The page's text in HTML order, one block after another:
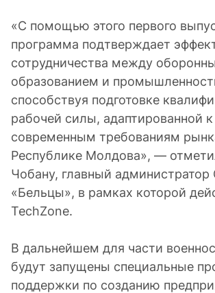
«С помощью этого первого
программа подтверждает
сотрудничества между
образованием и
способствуя подготовке
рабочей силы, адаптированной к
современным требованиям
Республике Молдова», —
Чобану, главный администратор
«Бельцы», в рамках которой
TechZone.
В дальнейшем для части
будут запущены специальные
поддержки по созданию